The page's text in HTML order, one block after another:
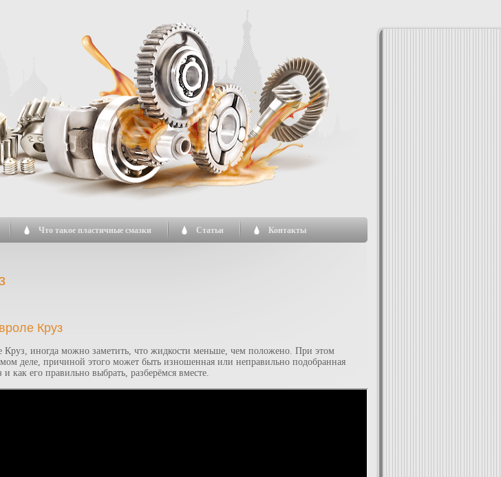
Что такое пластичные смазки Статьи Контакты
Круз
Круз, иногда можно заметить, что жидкости меньше, чем положено. При этом
деле, причиной этого может быть изношенная или неправильно подобранная
как его правильно выбрать, разберёмся вместе.